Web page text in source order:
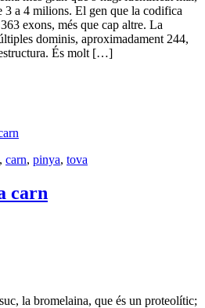
3 a 4 milions. El gen que la codifica
exons, més que cap altre. La
dominis, aproximadament 244,
És molt […]
, carn, pinya, tova
carn
la bromelaina, que és un proteolític;